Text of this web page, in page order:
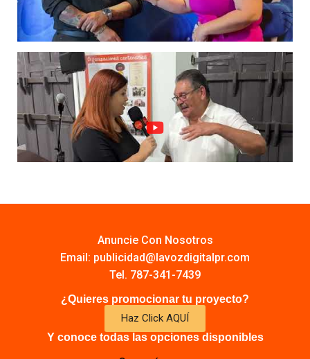
Anuncie Con Nosotros
Email: publicidad@lavozdigitalpr.com
Tel. 787-341-7439
¿Quieres promocionar tu proyecto?
Haz Click AQUÍ
Y conoce todas las opciones disponibles